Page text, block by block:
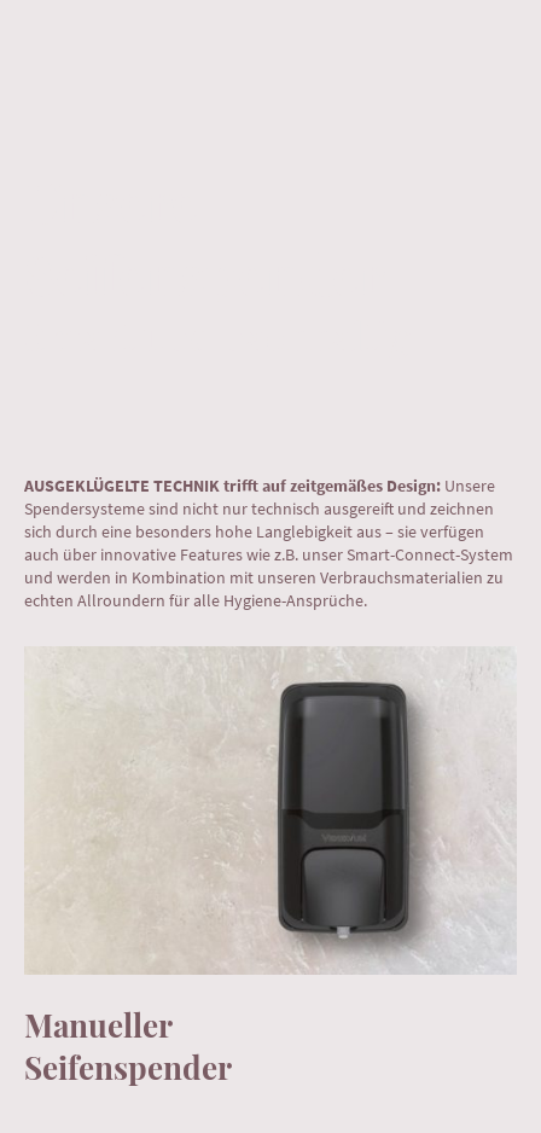
AUSGEKLÜGELTE TECHNIK trifft auf zeitgemäßes Design: Unsere
Spendersysteme sind nicht nur technisch ausgereift und zeichnen
sich durch eine besonders hohe Langlebigkeit aus – sie verfügen
auch über innovative Features wie z.B. unser Smart-Connect-System
und werden in Kombination mit unseren Verbrauchsmaterialien zu
echten Allroundern für alle Hygiene-Ansprüche.
Manueller
Seifenspender